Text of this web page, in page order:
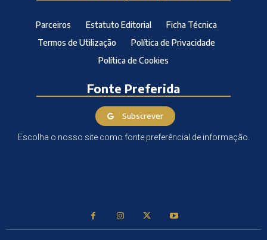
Parceiros Estatuto Editorial
Ficha Técnica
Termos de Utilização
Política de Privacidade
Política de Cookies
Fonte Preferida
Subscrever
Escolha o nosso site como fonte preferêncial de informação.